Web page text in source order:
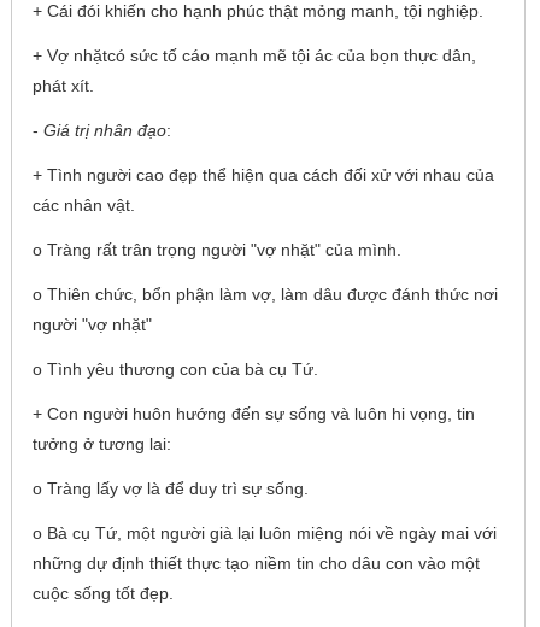
+ Cái đói khiến cho hạnh phúc thật mỏng manh, tội nghiệp.
+ Vợ nhặtcó sức tố cáo mạnh mẽ tội ác của bọn thực dân,
phát xít.
- Giá trị nhân đạo:
+ Tình người cao đẹp thể hiện qua cách đối xử với nhau của
các nhân vật.
o Tràng rất trân trọng người "vợ nhặt" của mình.
o Thiên chức, bổn phận làm vợ, làm dâu được đánh thức nơi
người "vợ nhặt"
o Tình yêu thương con của bà cụ Tứ.
+ Con người huôn hướng đến sự sống và luôn hi vọng, tin
tưởng ở tương lai:
o Tràng lấy vợ là để duy trì sự sống.
o Bà cụ Tứ, một người già lại luôn miệng nói về ngày mai với
những dự định thiết thực tạo niềm tin cho dâu con vào một
cuộc sống tốt đẹp.